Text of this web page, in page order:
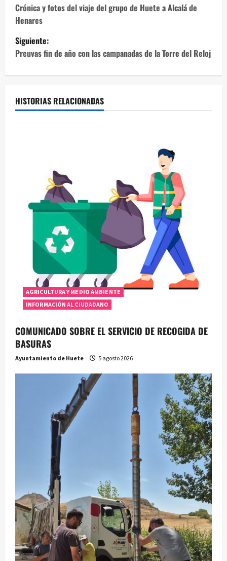
a
v
e
g
a
c
a
d
a
Crónica y fotos del viaje del grupo de Huete a Alcalá de
Henares
Siguiente:
Preuvas fin de año con las campanadas de la Torre del Reloj
HISTORIAS RELACIONADAS
AGRICULTURA Y MEDIO AMBIENTE
INFORMACIÓN AL CIUDADANO
COMUNICADO SOBRE EL SERVICIO DE RECOGIDA DE
BASURAS
Ayuntamiento de Huete 5 agosto 2026